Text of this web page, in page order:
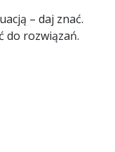
– daj znać.
do rozwiązań.